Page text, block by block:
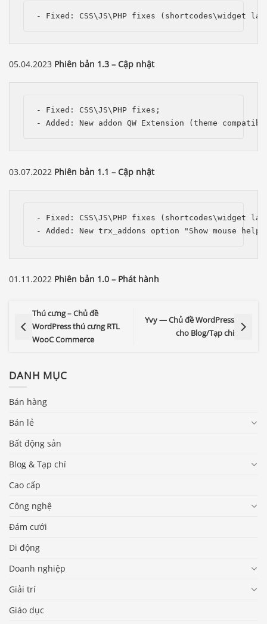
- Fixed: CSS\JS\PHP fixes (shortcodes\widget
05.04.2023 Phiên bản 1.3 – Cập nhật
- Fixed: CSS\JS\PHP fixes;
- Added: New addon QW Extension (theme
03.07.2022 Phiên bản 1.1 – Cập nhật
- Fixed: CSS\JS\PHP fixes (shortcodes\widget
- Added: New trx_addons option "Show mouse
01.11.2022 Phiên bản 1.0 – Phát hành
Thú cưng – Chủ đề
WordPress thú cưng RTL
WooC Commerce
Yvy — Chủ đề WordPress
cho Blog/Tạp chí
DANH MỤC
Bán hàng
Bán lẻ
Bất động sản
Blog & Tạp chí
Cao cấp
Công nghệ
Đám cưới
Di động
Doanh nghiệp
Giải trí
Giáo dục